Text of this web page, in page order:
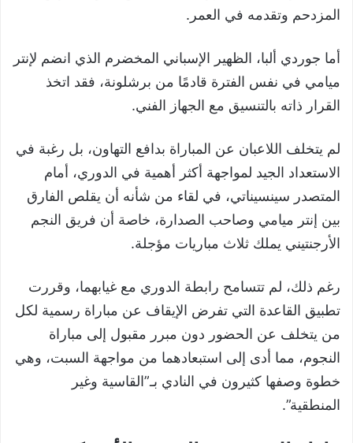
المزدحم وتقدمه في العمر.
أما جوردي ألبا، الظهير الإسباني المخضرم الذي انضم لإنتر
ميامي في نفس الفترة قادمًا من برشلونة، فقد اتخذ
القرار ذاته بالتنسيق مع الجهاز الفني.
لم يتخلف اللاعبان عن المباراة بدافع التهاون، بل رغبة في
الاستعداد الجيد لمواجهة أكثر أهمية في الدوري، أمام
المتصدر سينسيناتي، في لقاء من شأنه أن يقلص الفارق
بين إنتر ميامي وصاحب الصدارة، خاصة أن فريق النجم
الأرجنتيني يملك ثلاث مباريات مؤجلة.
رغم ذلك، لم تتسامح رابطة الدوري مع غيابهما، وقررت
تطبيق القاعدة التي تفرض الإيقاف عن مباراة رسمية لكل
من يتخلف عن الحضور دون مبرر مقبول إلى مباراة
النجوم، مما أدى إلى استبعادهما من مواجهة السبت، وهي
خطوة وصفها كثيرون في النادي بـ”القاسية وغير
المنطقية”.